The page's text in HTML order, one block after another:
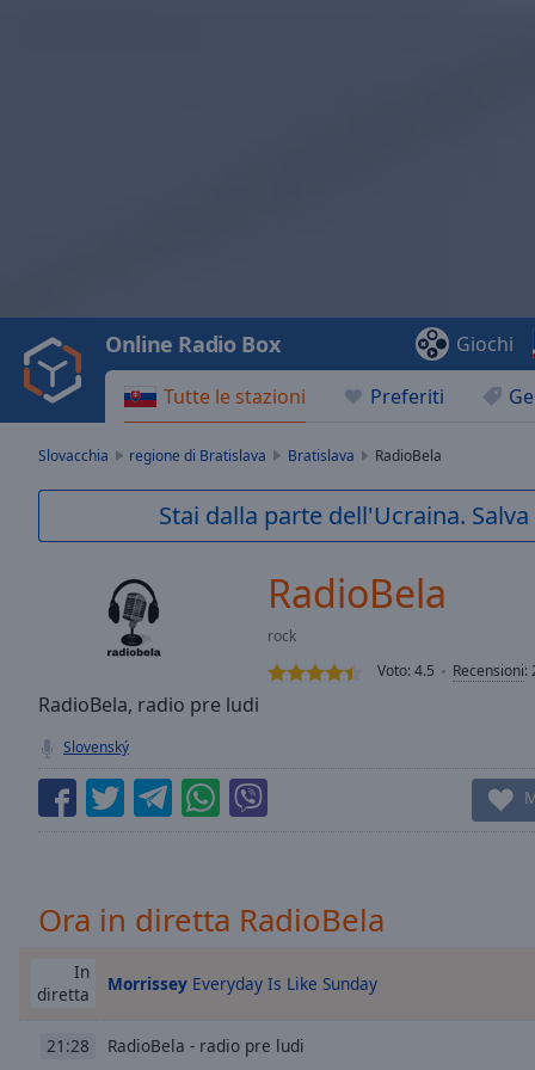
Video
Play
Backward
Skip
Current
TypeLIVE
live,
currently
behind
LIVE
Remaining
Tutte le stazioni Preferiti
Online Radio Box Giochi
Slovacchia regione di Bratislava Bratislava RadioBela
Stai dalla parte dell'Ucraina.
RadioBela
rock
Voto:4.5 Recensioni:
RadioBela, radio pre ludi
Slovenský
Ora in diretta RadioBela
In
diretta
Morrissey Everyday Is Like Sunday
21:28 RadioBela - radio pre ludi